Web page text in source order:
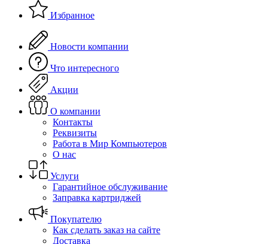
Избранное
Новости компании
Что интересного
Акции
О компании
Контакты
Реквизиты
Работа в Мир Компьютеров
О нас
Услуги
Гарантийное обслуживание
Заправка картриджей
Покупателю
Как сделать заказ на сайте
Доставка